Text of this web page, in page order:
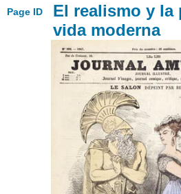
Page ID
El realismo y la
vida moderna